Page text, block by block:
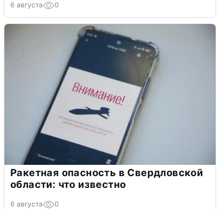
6 августа 0
Ракетная опасность в Свердловской
области: что известно
6 августа 0